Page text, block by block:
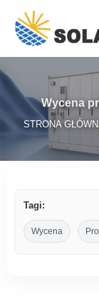
Wycena
STRONA
Tagi:
Wycena